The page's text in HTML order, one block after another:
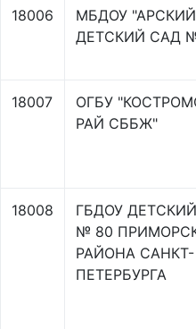
18006
МБДОУ "АРСКИЙ
ДЕТСКИЙ САД
18007
ОГБУ
РАЙ СББЖ"
18008
ГБДОУ
№ 80
РАЙОНА САНКТ-
ПЕТЕРБУРГА